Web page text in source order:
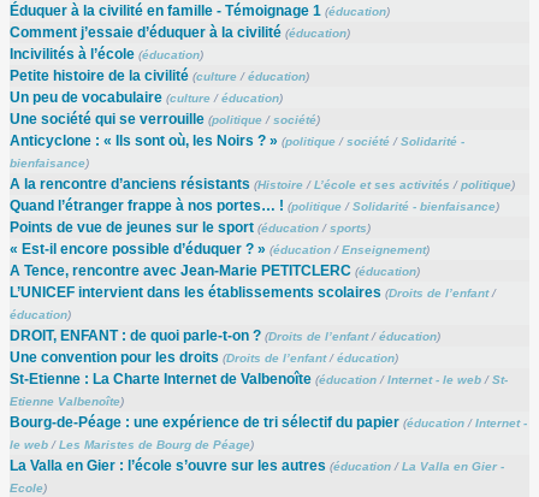
Éduquer à la civilité en famille - Témoignage 1 (éducation)
Comment j’essaie d’éduquer à la civilité (éducation)
Incivilités à l’école (éducation)
Petite histoire de la civilité (culture/éducation)
Un peu de vocabulaire (culture/éducation)
Une société qui se verrouille (politique/société)
Anticyclone : « Ils sont où, les Noirs ? » (politique/société/Solidarité -
bienfaisance)
A la rencontre d’anciens résistants (Histoire/L’école et ses activités /politique)
Quand l’étranger frappe à nos portes… ! (politique/Solidarité - bienfaisance)
Points de vue de jeunes sur le sport (éducation/sports)
« Est-il encore possible d’éduquer ? » (éducation/Enseignement)
A Tence, rencontre avec Jean-Marie PETITCLERC (éducation)
L’UNICEF intervient dans les établissements scolaires (Droits de l’enfant/
éducation)
DROIT, ENFANT : de quoi parle-t-on ? (Droits de l’enfant/éducation)
Une convention pour les droits (Droits de l’enfant/éducation)
St-Etienne : La Charte Internet de Valbenoîte (éducation/Internet - le web/St-
Etienne Valbenoîte)
Bourg-de-Péage : une expérience de tri sélectif du papier (éducation/Internet -
le web/Les Maristes de Bourg de Péage)
La Valla en Gier : l’école s’ouvre sur les autres (éducation/La Valla en Gier -
Ecole)